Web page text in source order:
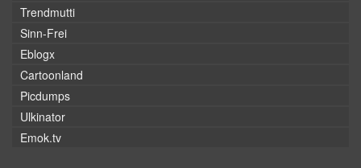
Trendmutti
Sinn-Frei
Eblogx
Cartoonland
Picdumps
Ulkinator
Emok.tv